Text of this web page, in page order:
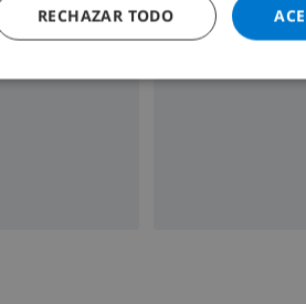
RECHAZAR TODO